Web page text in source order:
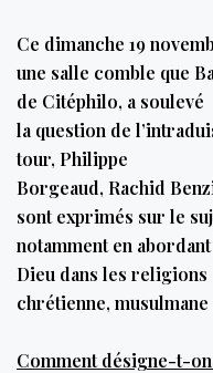
Ce dimanche 19
une salle comble que
de Citéphilo, a soulevé
la question de
tour, Philippe
Borgeaud, Rachid
sont exprimés sur le
notamment en
Dieu dans les religions
chrétienne, musulmane
Comment désigne-t-